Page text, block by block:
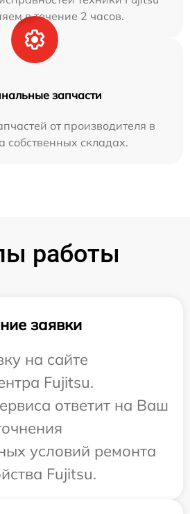
в течение 2 часов.
запчасти
от производителя в
собственных складах.
работы
заявки
на сайте
Fujitsu.
ответит на Ваш
условий ремонта
Fujitsu.